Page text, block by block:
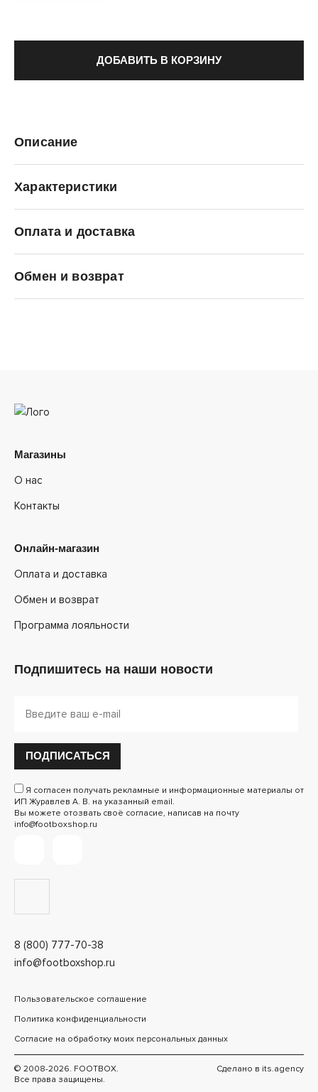
ДОБАВИТЬ В КОРЗИНУ
Описание
Характеристики
Оплата и доставка
Обмен и возврат
8 (800) 777-70-38
info@footboxshop.ru
Магазины
О нас
Контакты
Онлайн-магазин
Оплата и доставка
Обмен и возврат
Программа лояльности
Подпишитесь на наши новости
ПОДПИСАТЬСЯ
Я согласен получать рекламные и информационные материалы от
ИП Журавлев А. В. на указанный email.
Вы можете отозвать своё согласие, написав на почту
info@footboxshop.ru
Пользовательское соглашение
Политика конфиденциальности
Согласие на обработку моих персональных данных
© 2008-2026. FOOTBOX.
Все права защищены.
Сделано в its.agency